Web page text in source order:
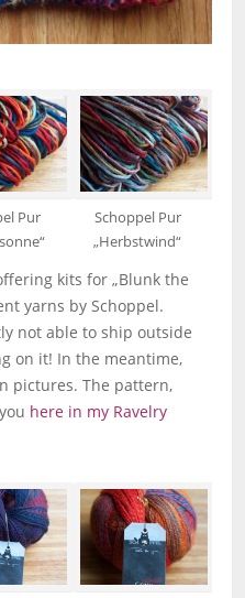
Pur
Schoppel Pur
„Herbstwind“
kits for „Blunk the
yarns by Schoppel.
not able to ship outside
on it! In the meantime,
pictures. The pattern,
here in my Ravelry